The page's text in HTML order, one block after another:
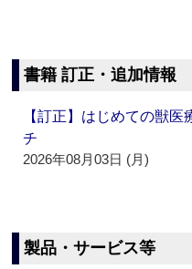
書籍 訂正・追加情報
【訂正】はじめての獣
チ
2026年08月03日 (月)
製品・サービス等